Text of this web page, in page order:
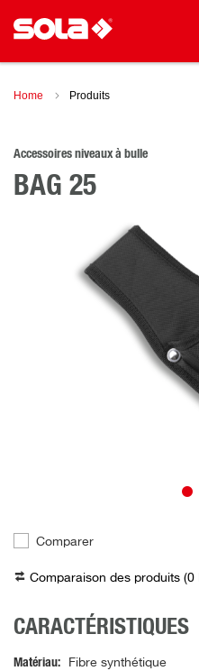
Home Produits
Accessoires niveaux à bulle
BAG 25
Comparer
Comparaison des produits (0
CARACTÉRISTIQUES
Matériau Fibre synthétique